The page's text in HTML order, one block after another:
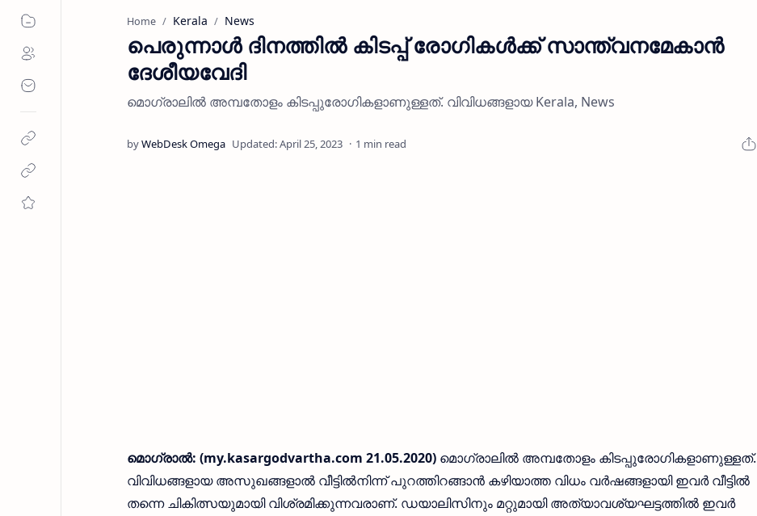
Home Kerala News
പെരുന്നാള്‍ ദിനത്തില്‍ കിടപ്പ് രോഗികള്‍ക്ക് സാന്ത്വനമേകാന്‍
ദേശീയവേദി
മൊഗ്രാലില്‍ അമ്പതോളം കിടപ്പുരോഗികളാണുള്ളത്. വിവിധങ്ങളായ Kerala, News
1 min read
മൊഗ്രാല്‍: (my.kasargodvartha.com 21.05.2020) മൊഗ്രാലില്‍ അമ്പതോളം കിടപ്പുരോഗികളാണുള്ളത്.
വിവിധങ്ങളായ അസുഖങ്ങളാല്‍ വീട്ടില്‍നിന്ന് പുറത്തിറങ്ങാന്‍ കഴിയാത്ത വിധം വര്‍ഷങ്ങളായി ഇവര്‍ വീട്ടില്‍
തന്നെ ചികിത്സയുമായി വിശ്രമിക്കുന്നവരാണ്. ഡയാലിസിനും മറ്റുമായി അത്യാവശ്യഘട്ടത്തില്‍ ഇവര്‍